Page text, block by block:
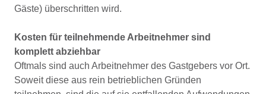
Gäste) überschritten wird.
Kosten für teilnehmende Arbeitnehmer sind
komplett abziehbar
Oftmals sind auch Arbeitnehmer des Gastgebers vor Ort.
Soweit diese aus rein betrieblichen Gründen